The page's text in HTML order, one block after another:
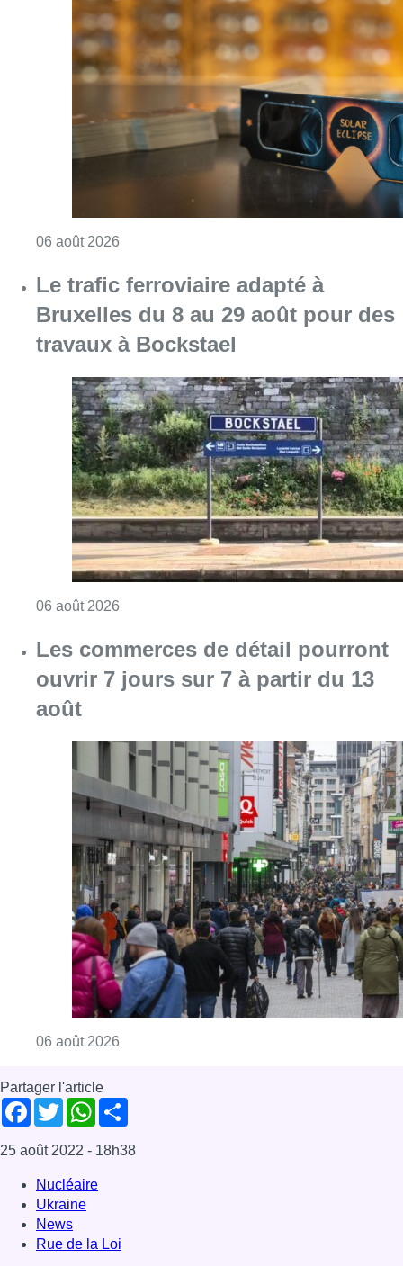
06 août 2026
Le trafic ferroviaire adapté à
Bruxelles du 8 au 29 août pour des
travaux à Bockstael
06 août 2026
Les commerces de détail pourront
ouvrir 7 jours sur 7 à partir du 13
août
06 août 2026
Partager l'article
Facebook
TwitterWhatsApp
25 août 2022 - 18h38
Nucléaire
Ukraine
News
Rue de la Loi